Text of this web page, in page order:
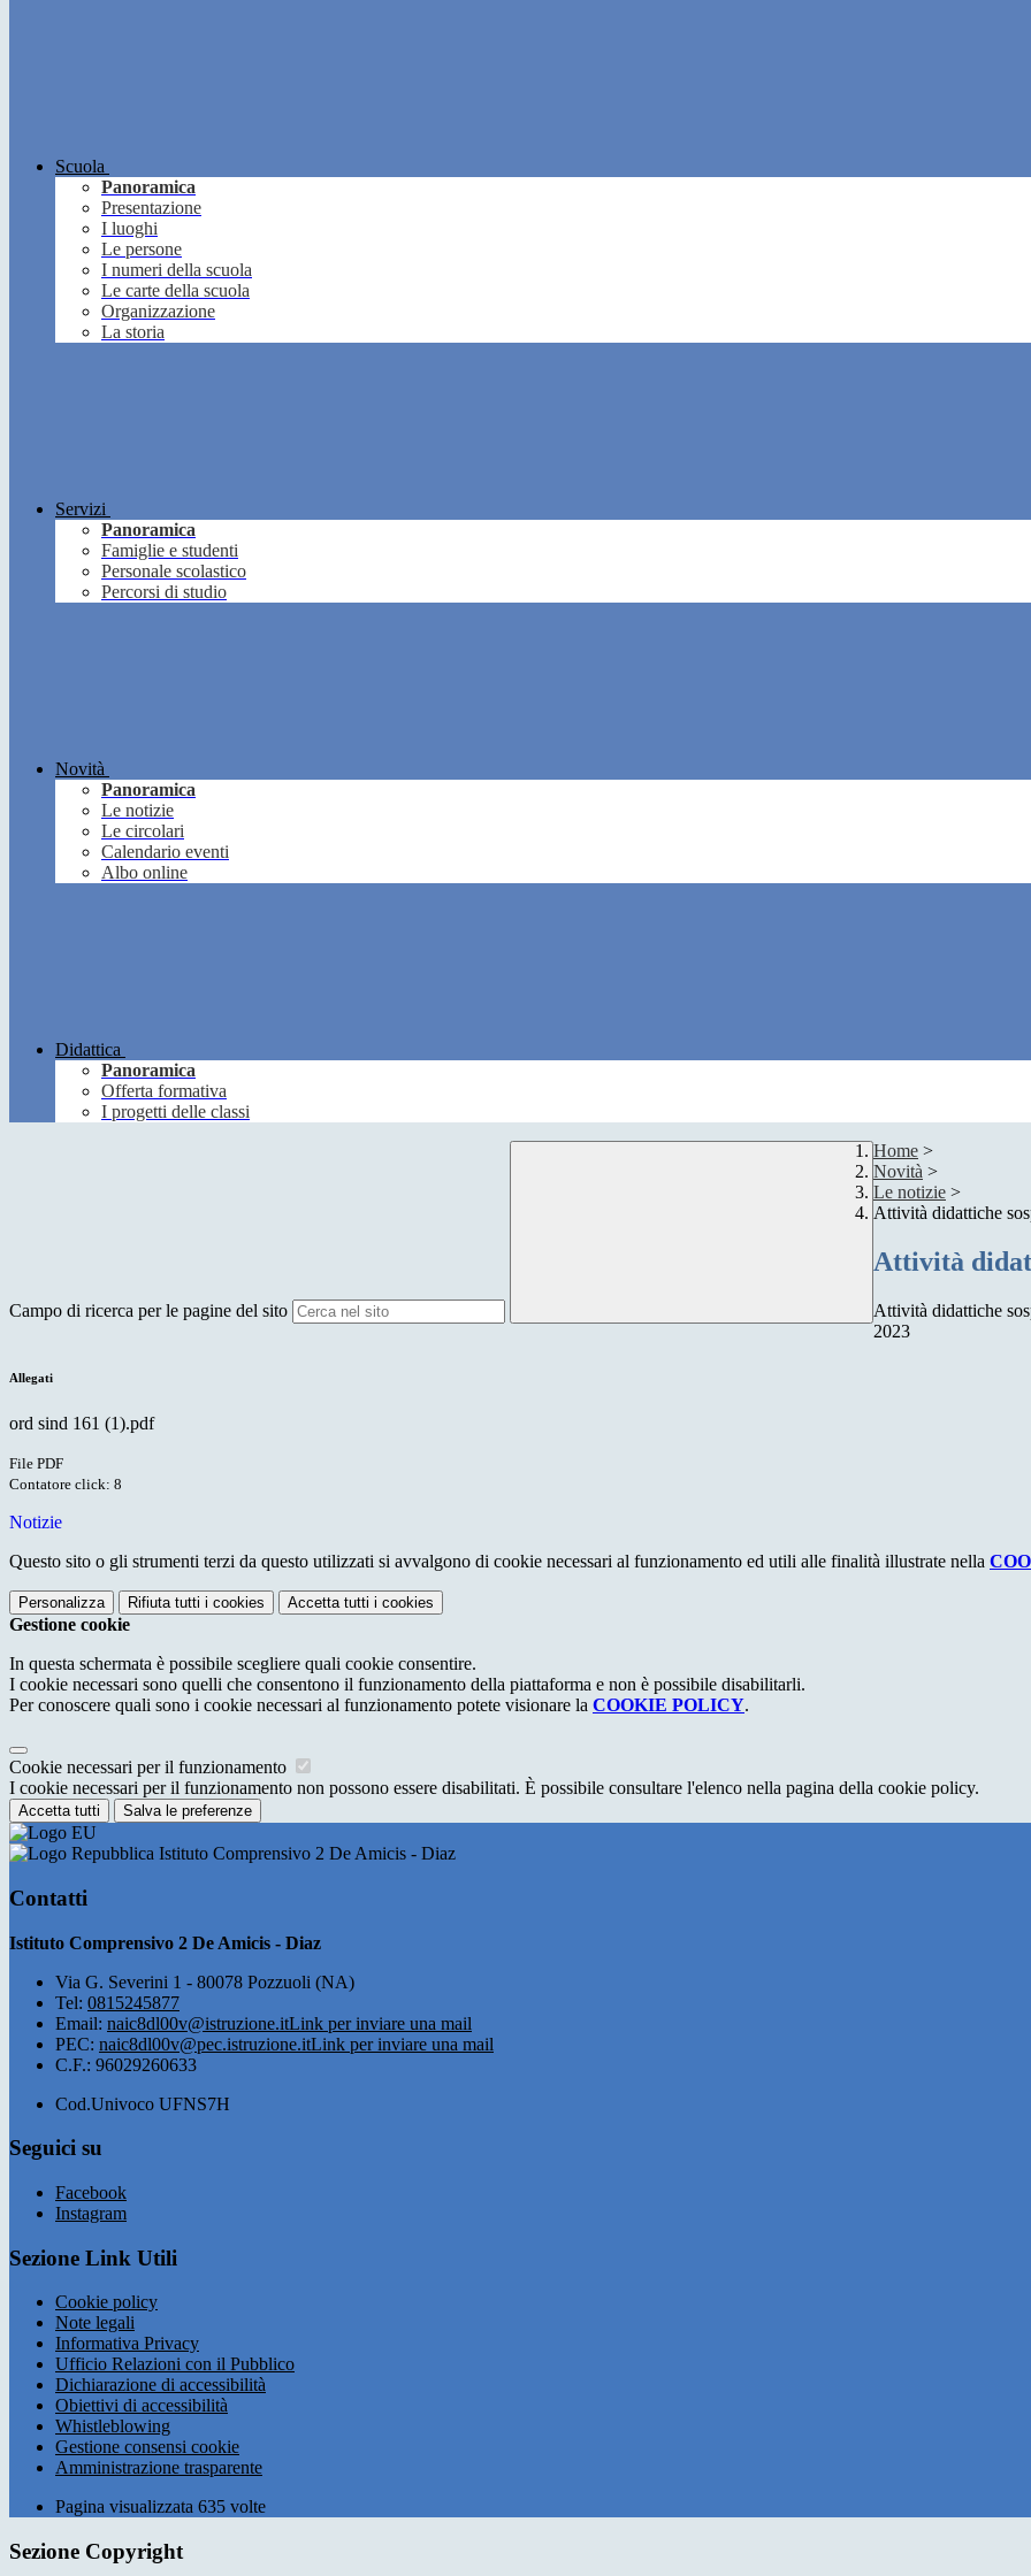
Scuola
Panoramica
Presentazione
I luoghi
Le persone
I numeri della scuola
Le carte della scuola
Organizzazione
La storia
Servizi
Panoramica
Famiglie e studenti
Personale scolastico
Percorsi di studio
Novità
Panoramica
Le notizie
Le circolari
Calendario eventi
Albo online
Didattica
Panoramica
Offerta formativa
I progetti delle classi
Campo di ricerca per le pagine del sito
Home >
Novità >
Le notizie >
Attività didattiche
Attività
Attività didattiche
2023
Allegati
ord sind 161 (1).pdf
File PDF
Contatore click: 8
Notizie
Questo sito o gli strumenti terzi da questo utilizzati si avvalgono di cookie necessari al funzionamento ed utili alle finalità illustrate nella
Personalizza Rifiuta tutti i cookies Accetta tutti i cookies
Gestione cookie
In questa schermata è possibile scegliere quali cookie consentire.
I cookie necessari sono quelli che consentono il funzionamento della piattaforma e non è possibile disabilitarli.
Per conoscere quali sono i cookie necessari al funzionamento potete visionare la COOKIE POLICY.
Cookie necessari per il funzionamento
I cookie necessari per il funzionamento non possono essere disabilitati. È possibile consultare l'elenco nella pagina della cookie policy.
Accetta tutti Salva le preferenze
Istituto Comprensivo 2 De Amicis - Diaz
Contatti
Istituto Comprensivo 2 De Amicis - Diaz
Via G. Severini 1 - 80078 Pozzuoli (NA)
Tel: 0815245877
Email: naic8dl00v@istruzione.itLink per inviare una mail
PEC: naic8dl00v@pec.istruzione.itLink per inviare una mail
C.F.: 96029260633
Cod.Univoco UFNS7H
Seguici su
Facebook
Instagram
Sezione Link Utili
Cookie policy
Note legali
Informativa Privacy
Ufficio Relazioni con il Pubblico
Dichiarazione di accessibilità
Obiettivi di accessibilità
Whistleblowing
Gestione consensi cookie
Amministrazione trasparente
Pagina visualizzata 635 volte
Sezione Copyright